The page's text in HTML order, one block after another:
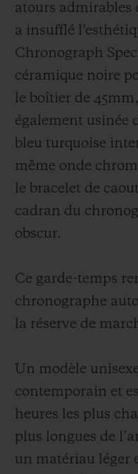
atours admirables
a insufflé
Chronograph
céramique noire
le boîtier de
également usinée
bleu turquoise
même onde
le bracelet de
cadran du
obscur.
Ce garde-temps
chronographe
la réserve de
Un modèle
contemporain et
heures les plus
plus longues de
un matériau léger